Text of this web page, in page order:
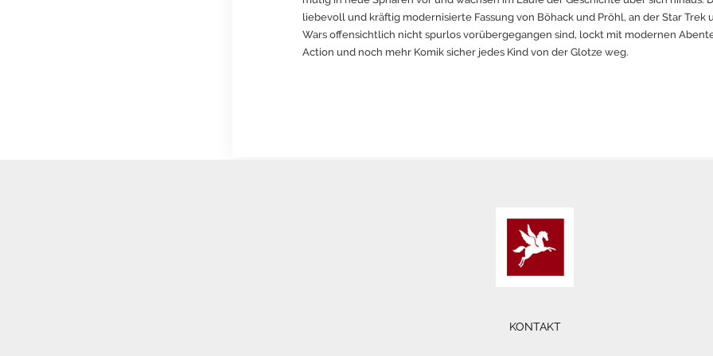
liebevoll und kräftig modernisierte Fassung von Böhack und Pröhl, an der Star Trek
Wars offensichtlich nicht spurlos vorübergegangen sind, lockt mit modernen
Action und noch mehr Komik sicher jedes Kind von der Glotze weg.
KONTAKT